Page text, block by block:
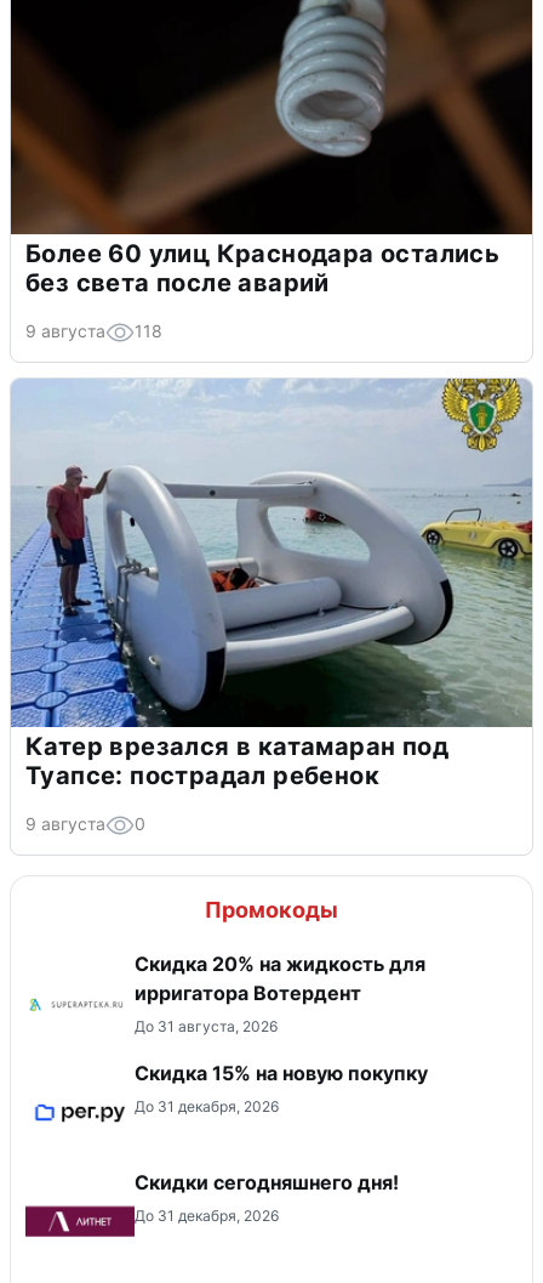
Более 60 улиц Краснодара остались
без света после аварий
9 августа 118
Катер врезался в катамаран под
Туапсе: пострадал ребенок
9 августа 0
Промокоды
Скидка 20% на жидкость для
ирригатора Вотердент
До 31 августа, 2026
Скидка 15% на новую покупку
До 31 декабря, 2026
Скидки сегодняшнего дня!
До 31 декабря, 2026